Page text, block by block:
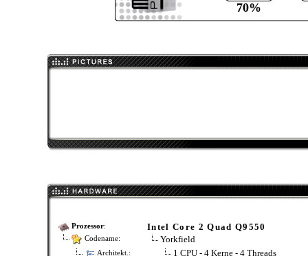
70%
Prozessor: Intel Core 2 Quad Q9550
Codename: Yorkfield
Architekt.: 1 CPU - 4 Kerne - 4 Threads